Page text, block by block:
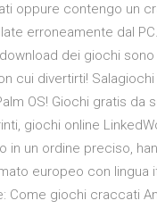
oppure contengo un
erroneamente dal
dei giochi
cui divertirti!
OS! Giochi gratis
giochi online
in un ordine preciso,
europeo con
Come giochi craccati